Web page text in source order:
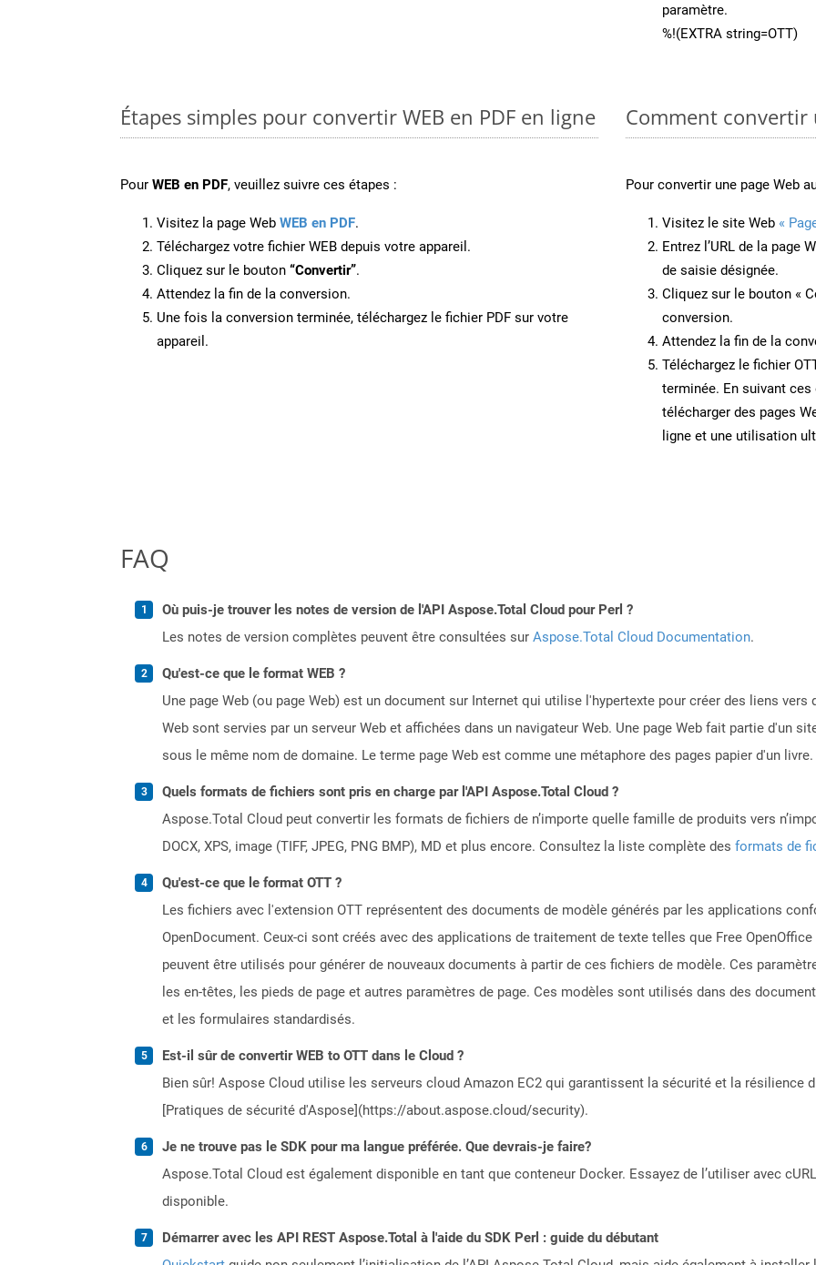
paramètre.
%!(EXTRA string=OTT)
Étapes simples pour convertir WEB en PDF en ligne
Pour WEB en PDF, veuillez suivre ces étapes :
Visitez la page Web WEB en PDF.
Téléchargez votre fichier WEB depuis votre appareil.
Cliquez sur le bouton “Convertir”.
Attendez la fin de la conversion.
Une fois la conversion terminée, téléchargez le fichier PDF sur votre
appareil.
Comment convertir
Pour convertir une page Web
Visitez le site Web «
Entrez l’URL de la page
de saisie désignée.
Cliquez sur le bouton «
conversion.
Attendez la fin de la
Téléchargez le fichier
terminée. En suivant
télécharger des pages
ligne et une utilisation
FAQ
Où puis-je trouver les notes de version de l'API Aspose.Total Cloud pour Perl ?
Les notes de version complètes peuvent être consultées sur Aspose.Total Cloud Documentation.
Qu'est-ce que le format WEB ?
Une page Web (ou page Web) est un document sur Internet qui utilise l'hypertexte pour créer des liens
Web sont servies par un serveur Web et affichées dans un navigateur Web. Une page Web fait partie d'un
sous le même nom de domaine. Le terme page Web est comme une métaphore des pages papier d'un livre.
Quels formats de fichiers sont pris en charge par l'API Aspose.Total Cloud ?
Aspose.Total Cloud peut convertir les formats de fichiers de n’importe quelle famille de produits vers
DOCX, XPS, image (TIFF, JPEG, PNG BMP), MD et plus encore. Consultez la liste complète des formats de
Qu'est-ce que le format OTT ?
Les fichiers avec l'extension OTT représentent des documents de modèle générés par les applications
OpenDocument. Ceux-ci sont créés avec des applications de traitement de texte telles que Free
peuvent être utilisés pour générer de nouveaux documents à partir de ces fichiers de modèle. Ces
les en-têtes, les pieds de page et autres paramètres de page. Ces modèles sont utilisés dans des
et les formulaires standardisés.
Est-il sûr de convertir WEB to OTT dans le Cloud ?
Bien sûr! Aspose Cloud utilise les serveurs cloud Amazon EC2 qui garantissent la sécurité et la résilience
[Pratiques de sécurité d'Aspose](https://about.aspose.cloud/security).
Je ne trouve pas le SDK pour ma langue préférée. Que devrais-je faire?
Aspose.Total Cloud est également disponible en tant que conteneur Docker. Essayez de l’utiliser avec
disponible.
Démarrer avec les API REST Aspose.Total à l'aide du SDK Perl : guide du débutant